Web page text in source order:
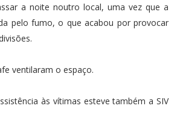
a noite noutro local, uma vez que a
pelo fumo, o que acabou por provocar
ventilaram o espaço.
às vítimas esteve também a SIV